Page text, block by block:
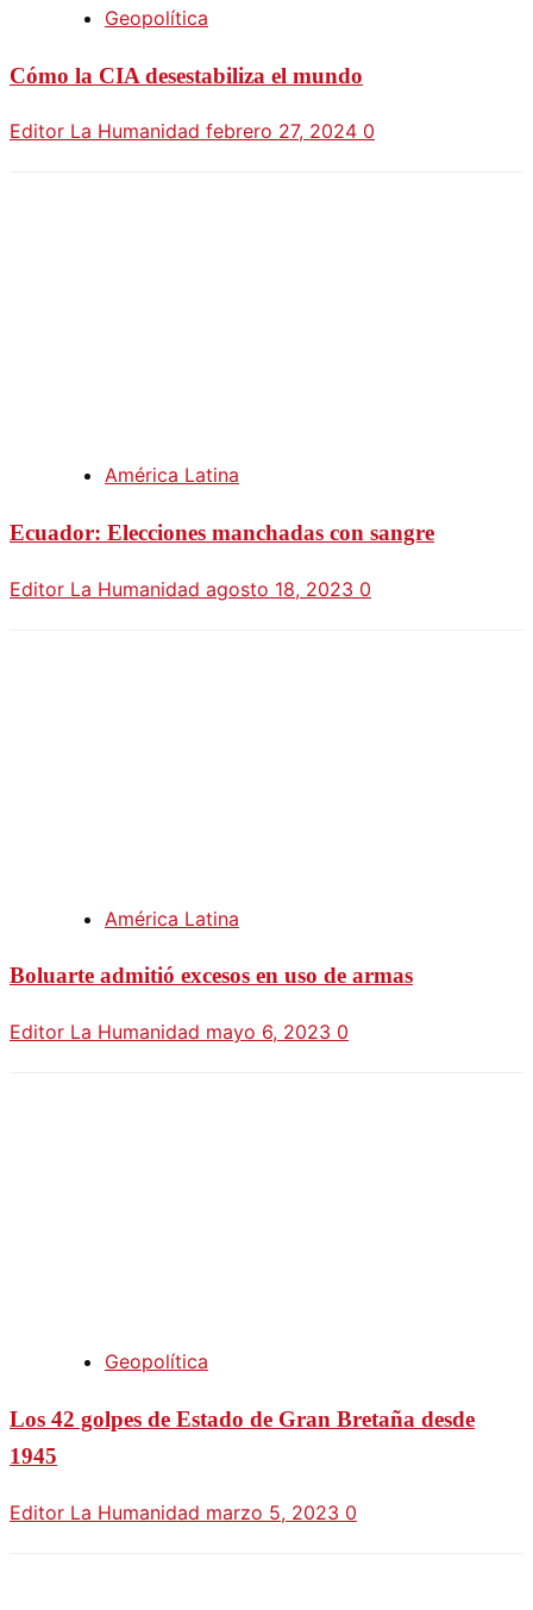
Geopolítica
Cómo la CIA desestabiliza el mundo
Editor La Humanidad febrero 27, 2024 0
América Latina
Ecuador: Elecciones manchadas con sangre
Editor La Humanidad agosto 18, 2023 0
América Latina
Boluarte admitió excesos en uso de armas
Editor La Humanidad mayo 6, 2023 0
Geopolítica
Los 42 golpes de Estado de Gran Bretaña desde
1945
Editor La Humanidad marzo 5, 2023 0